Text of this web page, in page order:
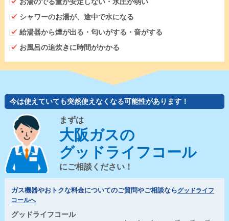
お湯のでる量が安定しない・水圧が弱い
シャワーのお湯が、途中で水になる
給湯器から煙が出る・匂いがする・音がする
お風呂の追炊きに時間がかかる
今は使えていても突然使えなくなる可能性があります！
まずは
大阪ガスの
グッドライフコール
にご相談ください！
ガス機器やおトクな料金についてのご質問やご相談ならグッドライフ
コールへ
グッドライフコール